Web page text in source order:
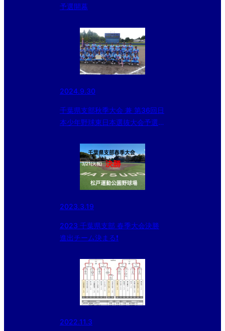
予選開幕
2024.9.30
千葉県支部秋季大会 兼 第36回日
本少年野球東日本選抜大会予選
2023.3.19
2023 千葉県支部 春季大会決勝
進出チーム決まる❗️
2022.11.3